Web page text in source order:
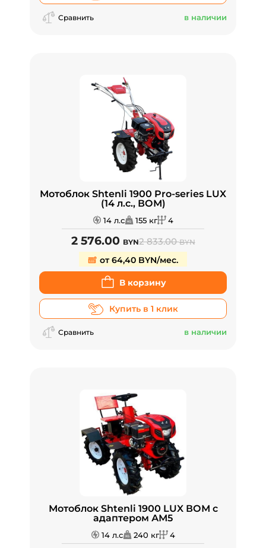
Сравнить в наличии
Мотоблок Shtenli 1900 Pro-series LUX
(14 л.с., ВОМ)
14 л.с 155 кг 4
2 576.00 BYN2 833.00BYN
от 64,40 BYN/мес.
В корзину
Купить в 1 клик
Сравнить в наличии
Мотоблок Shtenli 1900 LUX ВОМ с
адаптером АМ5
14 л.с 240 кг 4